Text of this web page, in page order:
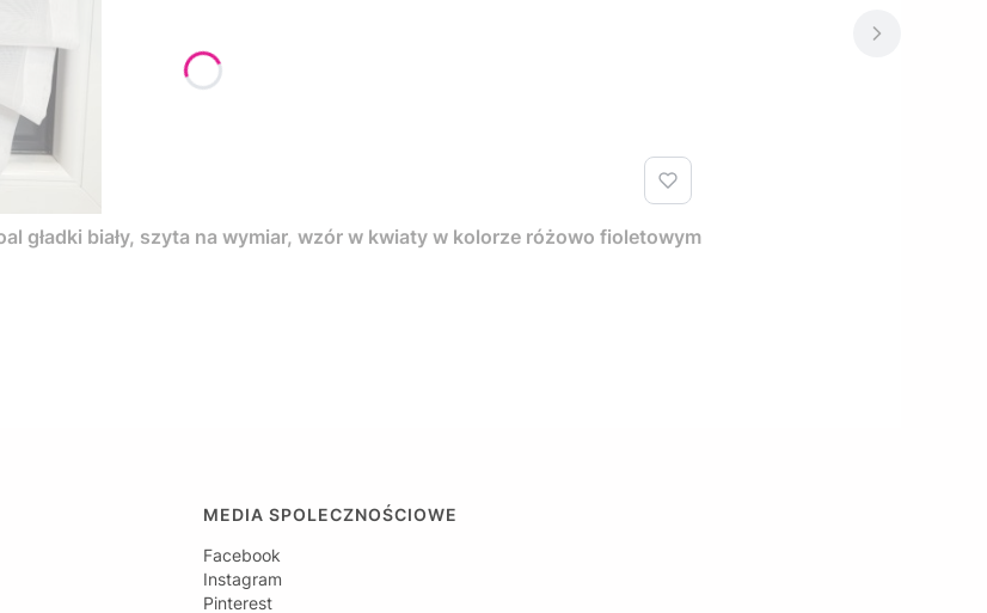
gładki biały, szyta na wymiar, wzór w kwiaty w kolorze różowo fioletowym
MEDIA SPOLECZNOŚCIOWE
Facebook
Instagram
Pinterest